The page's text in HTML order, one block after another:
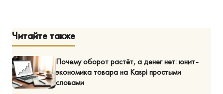
Читайте также
Почему оборот растёт, а денег нет: юнит-
экономика товара на Kaspi простыми
словами